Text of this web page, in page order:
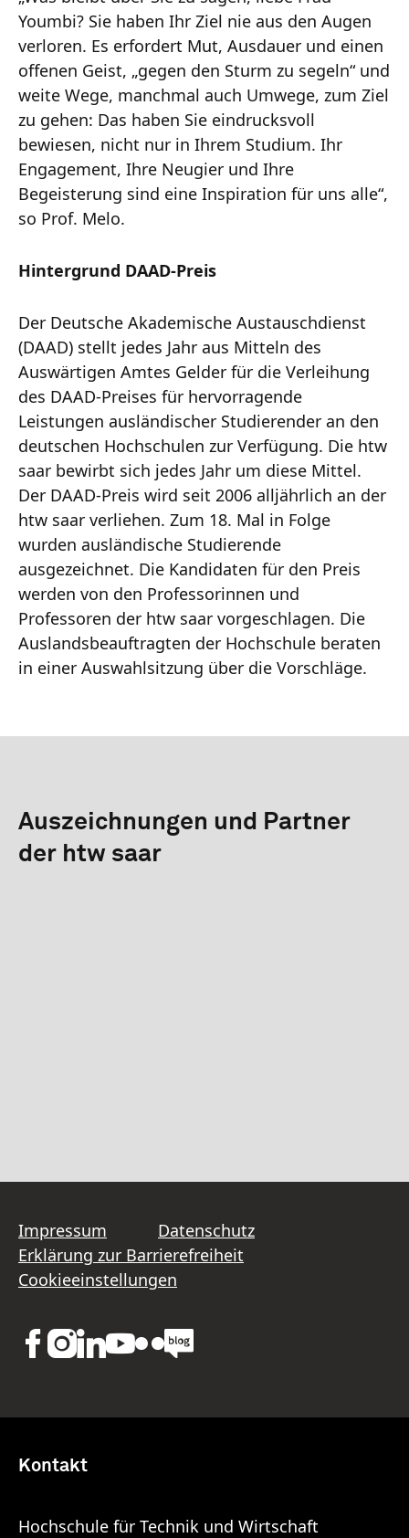
Youmbi? Sie haben Ihr Ziel nie aus den Augen
verloren. Es erfordert Mut, Ausdauer und einen
offenen Geist, „gegen den Sturm zu segeln“ und
weite Wege, manchmal auch Umwege, zum Ziel
zu gehen: Das haben Sie eindrucksvoll
bewiesen, nicht nur in Ihrem Studium. Ihr
Engagement, Ihre Neugier und Ihre
Begeisterung sind eine Inspiration für uns alle“,
so Prof. Melo.
Hintergrund DAAD-Preis
Der Deutsche Akademische Austauschdienst
(DAAD) stellt jedes Jahr aus Mitteln des
Auswärtigen Amtes Gelder für die Verleihung
des DAAD-Preises für hervorragende
Leistungen ausländischer Studierender an den
deutschen Hochschulen zur Verfügung. Die htw
saar bewirbt sich jedes Jahr um diese Mittel.
Der DAAD-Preis wird seit 2006 alljährlich an der
htw saar verliehen. Zum 18. Mal in Folge
wurden ausländische Studierende
ausgezeichnet. Die Kandidaten für den Preis
werden von den Professorinnen und
Professoren der htw saar vorgeschlagen. Die
Auslandsbeauftragten der Hochschule beraten
in einer Auswahlsitzung über die Vorschläge.
Auszeichnungen und Partner
der htw saar
Impressum
Datenschutz
Erklärung zur Barrierefreiheit
Cookieeinstellungen
Kontakt
Hochschule für Technik und Wirtschaft